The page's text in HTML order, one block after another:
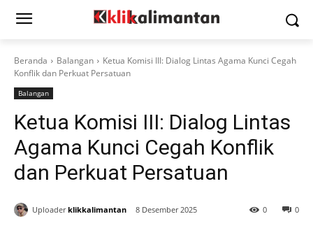
Beranda Balangan
Ketua Komisi III: Dialog Lintas Agama Kunci Cegah
Konflik dan Perkuat Persatuan
Balangan
Ketua Komisi III: Dialog Lintas
Agama Kunci Cegah Konflik
dan Perkuat Persatuan
Uploader klikkalimantan 8 Desember 2025 0
0